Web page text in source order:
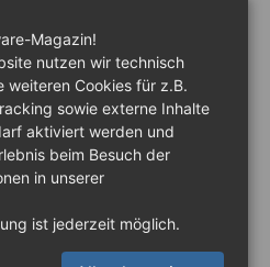
50 G2 von
256 Bit starker
im XTS-
das 64-GB-
genauer
Magazin!
nutzen wir technisch
weiteren Cookies für z.B.
sowie externe Inhalte
aktiviert werden und
beim Besuch der
in unserer
ist jederzeit möglich.